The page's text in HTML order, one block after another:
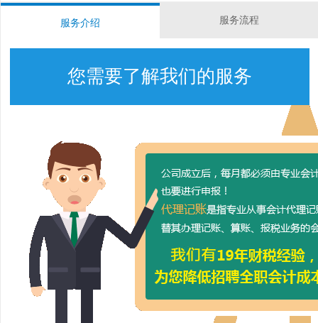
服务介绍 服务流程
您需要了解我们的服务